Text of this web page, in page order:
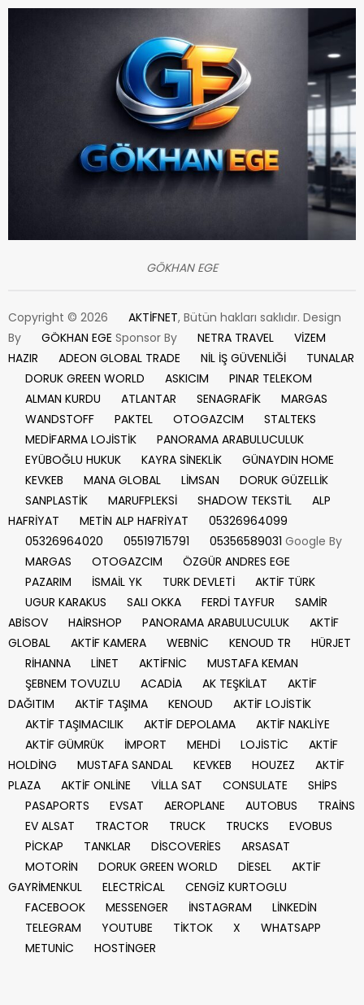
GÖKHAN EGE
Copyright © 2026 AKTİFNET, Bütün hakları saklıdır. Design
By
GÖKHAN EGE Sponsor By NETRA TRAVEL
VİZEM
HAZIR
ADEON GLOBAL TRADE NİL İŞ GÜVENLİĞİ
TUNALAR
DORUK GREEN WORLD
ASKICIM
PINAR TELEKOM
ALMAN KURDU
ATLANTAR SENAGRAFİK
MARGAS
WANDSTOFF
PAKTEL OTOGAZCIM
STALTEKS
MEDİFARMA LOJİSTİK
PANORAMA ARABULUCULUK
EYÜBOĞLU HUKUK
KAYRA SİNEKLİK
GÜNAYDIN HOME
KEVKEB
MANA GLOBAL LİMSAN
DORUK GÜZELLİK
SANPLASTİK
MARUFPLEKSİ SHADOW TEKSTİL
ALP
HAFRİYAT
METİN ALP HAFRİYAT
05326964099
05326964020
05519715791 05356589031 Google By
MARGAS
OTOGAZCIM
ÖZGÜR ANDRES EGE
PAZARIM
İSMAİL YK TURK DEVLETİ
AKTİF TÜRK
UGUR KARAKUS
SALI OKKA FERDİ TAYFUR
SAMİR
ABİSOV
HAİRSHOP PANORAMA ARABULUCULUK
AKTİF
GLOBAL
AKTİF KAMERA WEBNİC KENOUD TR
HÜRJET
RİHANNA
LİNET AKTİFNİC
MUSTAFA KEMAN
ŞEBNEM TOVUZLU
ACADİA AK TEŞKİLAT
AKTİF
DAĞITIM
AKTİF TAŞIMA KENOUD
AKTİF LOJİSTİK
AKTİF TAŞIMACILIK
AKTİF DEPOLAMA
AKTİF NAKLİYE
AKTİF GÜMRÜK
İMPORT MEHDİ LOJİSTİC
AKTİF
HOLDİNG
MUSTAFA SANDAL KEVKEB HOUZEZ
AKTİF
PLAZA
AKTİF ONLİNE VİLLA SAT CONSULATE
SHİPS
PASAPORTS
EVSAT AEROPLANE AUTOBUS
TRAİNS
EV ALSAT
TRACTOR TRUCK TRUCKS
EVOBUS
PİCKAP
TANKLAR DİSCOVERİES
ARSASAT
MOTORİN
DORUK GREEN WORLD DİESEL
AKTİF
GAYRİMENKUL
ELECTRİCAL
CENGİZ KURTOGLU
FACEBOOK
MESSENGER İNSTAGRAM
LİNKEDİN
TELEGRAM
YOUTUBE TİKTOK X
WHATSAPP
METUNİC
HOSTİNGER